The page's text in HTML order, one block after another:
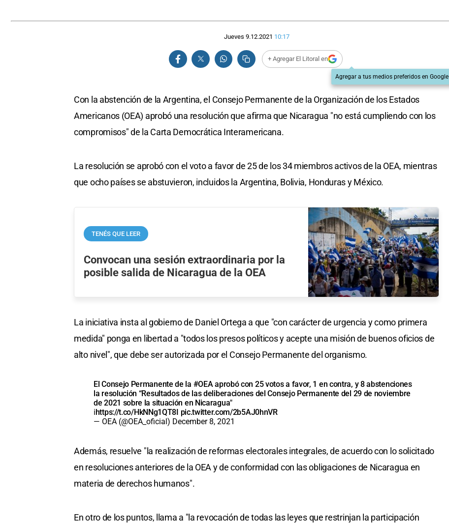
Jueves 9.12.2021 10:17
+ Agregar El Litoral en
Agregar a tus medios preferidos en Google
Con la abstención de la Argentina, el Consejo Permanente de la Organización de los Estados
Americanos (OEA) aprobó una resolución que afirma que Nicaragua "no está cumpliendo con los
compromisos" de la Carta Democrática Interamericana.
La resolución se aprobó con el voto a favor de 25 de los 34 miembros activos de la OEA, mientras
que ocho países se abstuvieron, incluidos la Argentina, Bolivia, Honduras y México.
TENÉS QUE LEER
Convocan una sesión extraordinaria por la
posible salida de Nicaragua de la OEA
La iniciativa insta al gobierno de Daniel Ortega a que "con carácter de urgencia y como primera
medida" ponga en libertad a "todos los presos políticos y acepte una misión de buenos oficios de
alto nivel", que debe ser autorizada por el Consejo Permanente del organismo.
El Consejo Permanente de la #OEAaprobó con 25 votos a favor, 1 en contra, y 8 abstenciones
la resolución “Resultados de las deliberaciones del Consejo Permanente del 29 de noviembre
de 2021 sobre la situación en Nicaragua"
ℹ️https://t.co/HkNNg1QT8I pic.twitter.com/2b5AJ0hnVR
— OEA (@OEA_oficial) December 8, 2021
Además, resuelve "la realización de reformas electorales integrales, de acuerdo con lo solicitado
en resoluciones anteriores de la OEA y de conformidad con las obligaciones de Nicaragua en
materia de derechos humanos".
En otro de los puntos, llama a "la revocación de todas las leyes que restrinjan la participación